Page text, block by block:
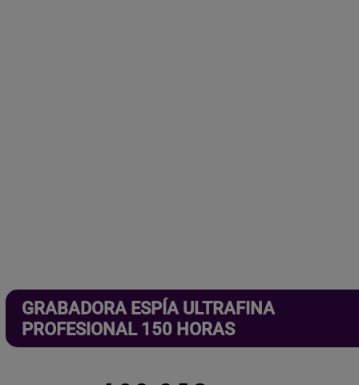
GRABADORA ESPÍA ULTRAFINA
PROFESIONAL 150 HORAS